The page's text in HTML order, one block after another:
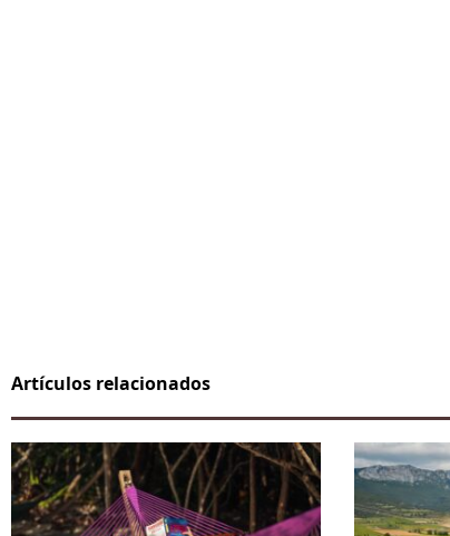
Artículos relacionados